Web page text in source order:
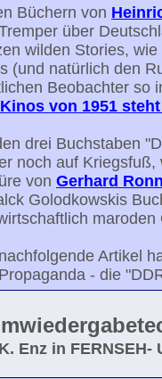
Büchern von
über
wilden Stories,
(und natürlich den
Beobachter so
von 1951
drei Buchstaben
noch auf
von Gerhard
Golodkowskis
Artikel
- die
Enz in FERNSEH-